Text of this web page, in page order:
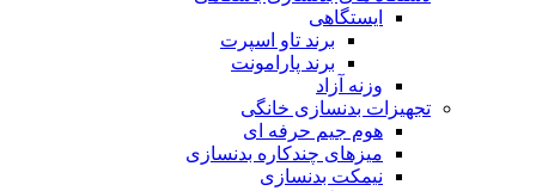
ایستگاهی
برند تاو اسپرت
برند پارامونت
وزنه آزاد
تجهیزات بدنسازی خانگی
هوم جیم حرفه ای
میزهای چندکاره بدنسازی
نیمکت بدنسازی